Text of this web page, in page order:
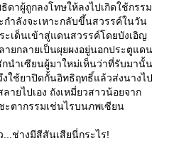
ดาผู้ถูกลงโทษให้ลงไปเกิดใช้กรรม
ลังจะเหาะกลับขึ้นสวรรค์ในวัน
ะเด็นเข้าสู่แดนสวรรค์โดยบังเอิญ
ยกลายเป็นผุยผงอยู่นอกประตูแดน
นำเซียนผู้มาใหม่เห็นว่าที่รับมานั้น
ใช้ยาปิดกั้นอิทธิฤทธิ์แล้วส่งนางไป
ายไปเอง ถังเหมี่ยวสาวน้อยจาก
ตากรรมเช่นไรบนภพเซียน
ช่างมีสีสันเสียนี่กระไร!